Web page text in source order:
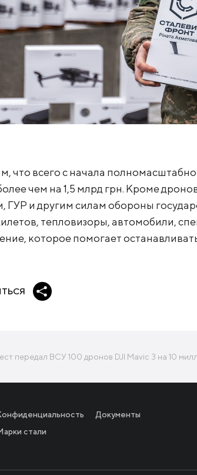
что всего с начала
чем на 1,5 млрд грн. Кроме
ГУР и другим силам обороны
тепловизоры, автомобили,
которое помогает
передал ВСУ 100 дронов DJI Mavic 3 на 10
стали
Документы